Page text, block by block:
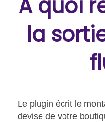
À quoi
la
Le plugin écrit le
devise de votre